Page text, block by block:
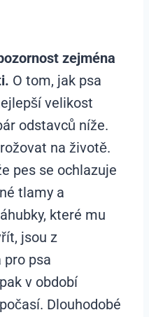
zejména
O tom, jak psa
velikost
odstavců níže.
na životě.
pes se ochlazuje
tlamy a
které mu
jsou z
pro psa
v období
Dlouhodobé